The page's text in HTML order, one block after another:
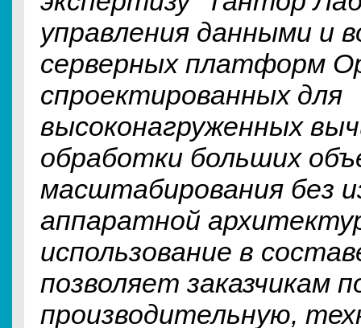
управления данными и
серверных платформ
спроектированных для
высоконагруженных
обработки больших
масштабирования без
аппаратной
использование в
позволяет заказчикам
производительную,